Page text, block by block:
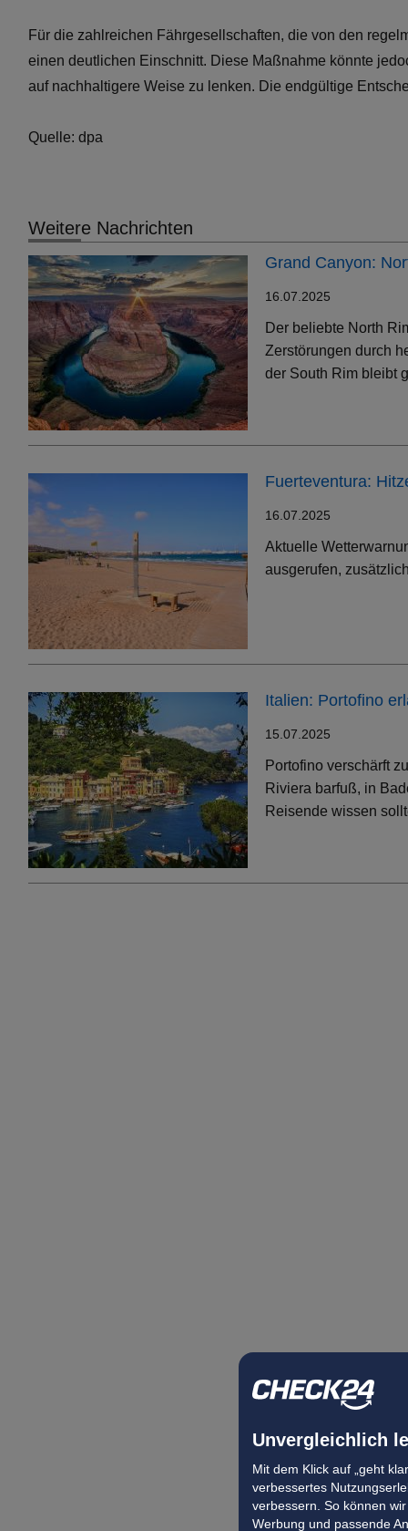
Unvergleichlich
Mit dem Klick auf „geht
verbessertes
verbessern. So können
Werbung und passende
Für die zahlreichen Fährgesellschaften, die von den
einen deutlichen Einschnitt. Diese Maßnahme könnte
auf nachhaltigere Weise zu lenken. Die endgültige
Quelle: dpa
Weitere Nachrichten
Grand Canyon:
16.07.2025
Der beliebte North
Zerstörungen durch
der South Rim bleibt
Fuerteventura:
16.07.2025
Aktuelle
ausgerufen,
Italien: Portofino
15.07.2025
Portofino verschärft
Riviera barfuß, in
Reisende wissen